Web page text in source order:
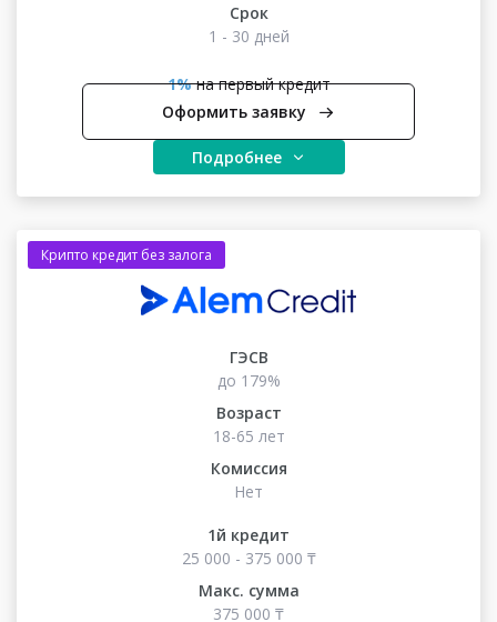
Срок
1 - 30 дней
1%на первый кредит
Оформить заявку
Подробнее
Крипто кредит без залога
ГЭСВ
до 179%
Возраст
18-65 лет
Комиссия
Нет
1й кредит
25 000 - 375 000 ₸
Макс. сумма
375 000 ₸